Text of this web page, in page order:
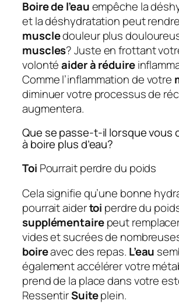
Boire de l’eauempêche la
et la déshydratation peut
muscledouleur plus
muscles? Juste en frottant
volontéaider à réduire
Comme l’inflammation de votre
diminuer votre processus de
augmentera.
Que se passe-t-il lorsque vous
à boire plus d’eau?
Toi Pourrait perdre du poids
Cela signifie qu’une bonne
pourrait aidertoi perdre du
supplémentairepeut
vides et sucrées de
boireavec des repas. L’eau
également accélérer votre
prend de la place dans votre
RessentirSuiteplein.